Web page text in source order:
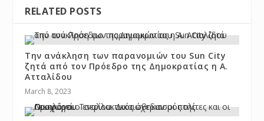
RELATED POSTS
Την ανάκληση των παρανομιών του Sun City
ζητά από τον Πρόεδρο της Δημοκρατίας η Α.
Ατταλίδου
March 8, 2023